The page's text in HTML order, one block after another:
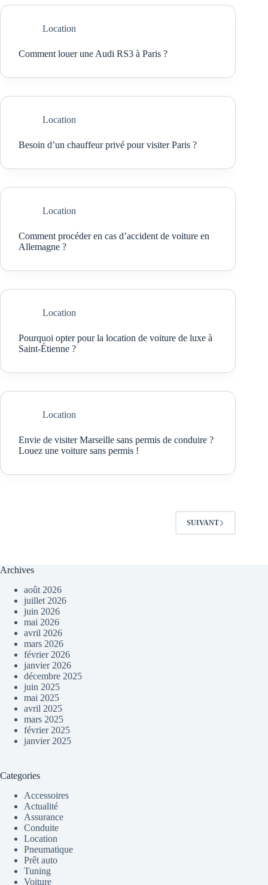
Location
Comment louer une Audi RS3 à Paris ?
Location
Besoin d’un chauffeur privé pour visiter Paris ?
Location
Comment procéder en cas d’accident de voiture en
Allemagne ?
Location
Pourquoi opter pour la location de voiture de luxe à
Saint-Étienne ?
Location
Envie de visiter Marseille sans permis de conduire ?
Louez une voiture sans permis !
SUIVANT
Archives
août 2026
juillet 2026
juin 2026
mai 2026
avril 2026
mars 2026
février 2026
janvier 2026
décembre 2025
juin 2025
mai 2025
avril 2025
mars 2025
février 2025
janvier 2025
Categories
Accessoires
Actualité
Assurance
Conduite
Location
Pneumatique
Prêt auto
Tuning
Voiture